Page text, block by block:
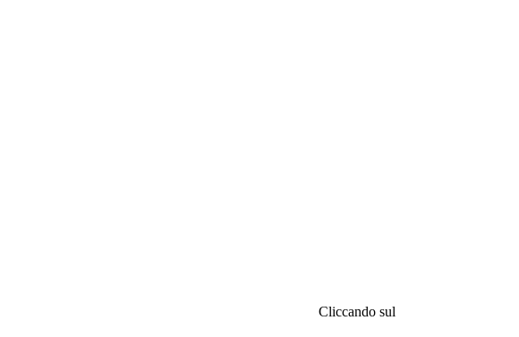
Cliccando sul